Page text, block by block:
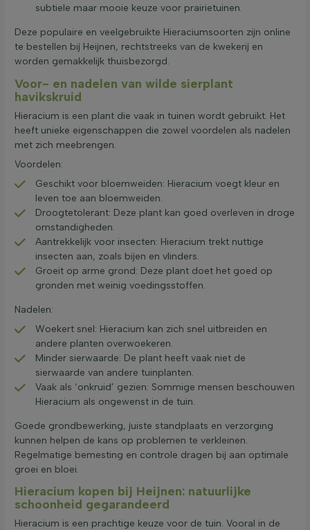
subtiele maar mooie keuze voor prairietuinen.
Deze populaire en veelgebruikte Hieraciumsoorten zijn online
te bestellen bij Heijnen, rechtstreeks van de kwekerij en
worden gemakkelijk thuisbezorgd.
Voor- en nadelen van wilde sierplant
havikskruid
Hieracium is een plant die vaak in tuinen wordt gebruikt. Het
heeft unieke eigenschappen die zowel voordelen als nadelen
met zich meebrengen.
Voordelen:
Geschikt voor bloemweiden: Hieracium voegt kleur en
leven toe aan bloemweiden.
Droogtetolerant: Deze plant kan goed overleven in droge
omstandigheden.
Aantrekkelijk voor insecten: Hieracium trekt nuttige
insecten aan, zoals bijen en vlinders.
Groeit op arme grond: Deze plant doet het goed op
gronden met weinig voedingsstoffen.
Nadelen:
Woekert snel: Hieracium kan zich snel uitbreiden en
andere planten overwoekeren.
Minder sierwaarde: De plant heeft vaak niet de
sierwaarde van andere tuinplanten.
Vaak als ‘onkruid’ gezien: Sommige mensen beschouwen
Hieracium als ongewenst in de tuin.
Goede grondbewerking, juiste standplaats en verzorging
kunnen helpen de kans op problemen te verkleinen.
Regelmatige bemesting en controle dragen bij aan optimale
groei en bloei.
Hieracium kopen bij Heijnen: natuurlijke
schoonheid gegarandeerd
Hieracium is een prachtige keuze voor de tuin. Vooral in de